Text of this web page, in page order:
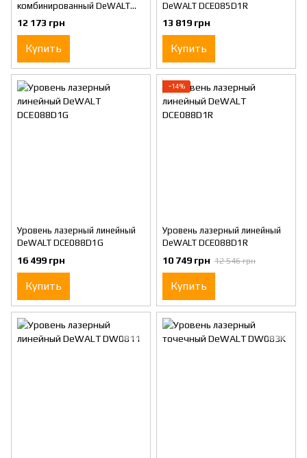
комбинированный DeWALT
DCE0825LR
12 173 грн
Купить
DeWALT DCE085D1R
13 819 грн
Купить
Уровень лазерный линейный
DeWALT DCE088D1G
16 499 грн
Купить
−14%
Уровень лазерный линейный
DeWALT DCE088D1R
10 749 грн 12 546 грн
Купить